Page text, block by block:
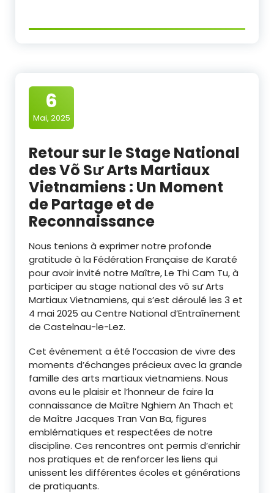
6
Mai, 2025
Retour sur le Stage National
des Võ Sư Arts Martiaux
Vietnamiens : Un Moment
de Partage et de
Reconnaissance
Nous tenions à exprimer notre profonde
gratitude à la Fédération Française de Karaté
pour avoir invité notre Maître, Le Thi Cam Tu, à
participer au stage national des võ sư Arts
Martiaux Vietnamiens, qui s’est déroulé les 3 et
4 mai 2025 au Centre National d’Entraînement
de Castelnau-le-Lez.
Cet événement a été l’occasion de vivre des
moments d’échanges précieux avec la grande
famille des arts martiaux vietnamiens. Nous
avons eu le plaisir et l’honneur de faire la
connaissance de Maître Nghiem An Thach et
de Maître Jacques Tran Van Ba, figures
emblématiques et respectées de notre
discipline. Ces rencontres ont permis d’enrichir
nos pratiques et de renforcer les liens qui
unissent les différentes écoles et générations
de pratiquants.